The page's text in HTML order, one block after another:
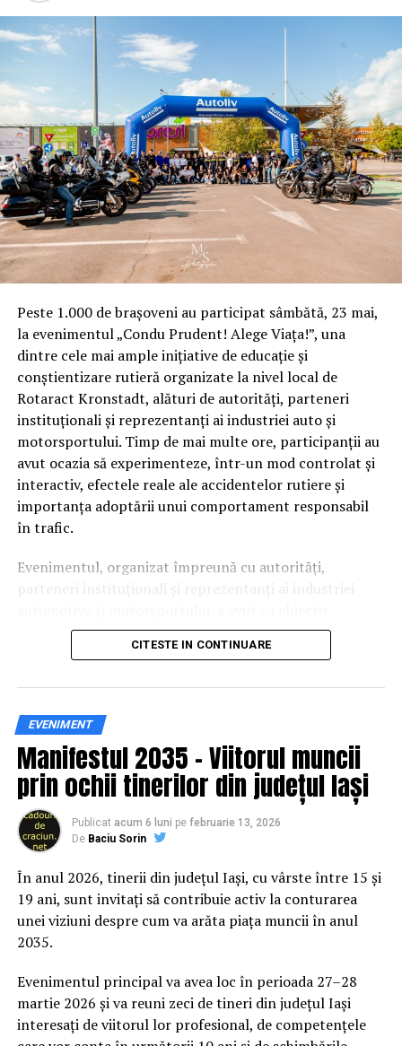
Peste 1.000 de brașoveni au participat sâmbătă, 23 mai,
la evenimentul „Condu Prudent! Alege Viața!”, una
dintre cele mai ample inițiative de educație și
conștientizare rutieră organizate la nivel local de
Rotaract Kronstadt, alături de autorități, parteneri
instituționali și reprezentanți ai industriei auto și
motorsportului. Timp de mai multe ore, participanții au
avut ocazia să experimenteze, într-un mod controlat și
interactiv, efectele reale ale accidentelor rutiere și
importanța adoptării unui comportament responsabil
în trafic.
Evenimentul, organizat împreună cu autorități,
parteneri instituționali și reprezentanți ai industriei
principal transformarea prevenției într-o experiență
practică și accesibilă publicului larg.
Siguranța rutieră, adusă mai
aproape de comunitate
Datele privind accidentele rutiere din România continuă
să evidențieze necesitatea unor inițiative de educație și
prevenție. În 2025, peste 3.000 de persoane au fost
rănite grav în accidente rutiere, iar mai mult de 1.300 și-
au pierdut viața pe șoselele din țară.
În acest context, campania „Condu Prudent! Alege
Viața!” își propune să transforme informația teoretică
într-o experiență directă, prin simulări și demonstrații
care îi ajută pe participanți să înțeleagă concret
impactul deciziilor luate în trafic.
CITESTE IN CONTINUARE
EVENIMENT
Manifestul 2035 – Viitorul muncii
prin ochii tinerilor din județul Iași
Publicat acum 6 luni pe februarie 13, 2026
De Baciu Sorin
În anul 2026, tinerii din județul Iași, cu vârste între 15 și
19 ani, sunt invitați să contribuie activ la conturarea
unei viziuni despre cum va arăta piața muncii în anul
2035.
Evenimentul principal va avea loc în perioada 27–28
martie 2026 și va reuni zeci de tineri din județul Iași
interesați de viitorul lor profesional, de competențele